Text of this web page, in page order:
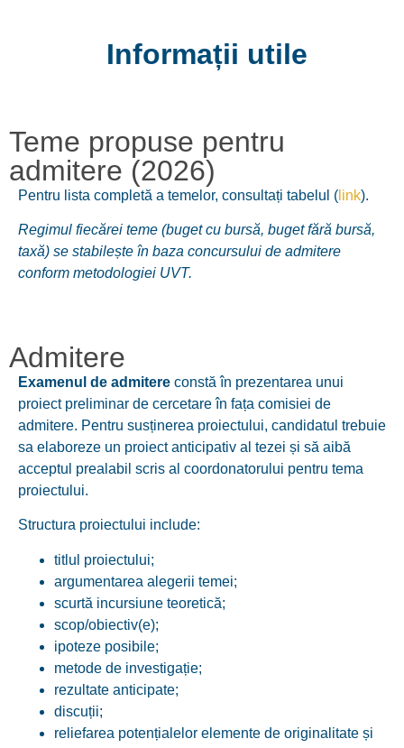
Informații utile
Teme propuse pentru
admitere (2026)
Pentru lista completă a temelor, consultați tabelul ( link).
Regimul fiecărei teme (buget cu bursă, buget fără bursă,
taxă) se stabilește în baza concursului de admitere
conform metodologiei UVT.
Admitere
Examenul de admitere constă în prezentarea unui
proiect preliminar de cercetare în fața comisiei de
admitere. Pentru susținerea proiectului, candidatul trebuie
sa elaboreze un proiect anticipativ al tezei și să aibă
acceptul prealabil scris al coordonatorului pentru tema
proiectului.
Structura proiectului include:
titlul proiectului;
argumentarea alegerii temei;
scurtă incursiune teoretică;
scop/obiectiv(e);
ipoteze posibile;
metode de investigație;
rezultate anticipate;
discuții;
reliefarea potențialelor elemente de originalitate și